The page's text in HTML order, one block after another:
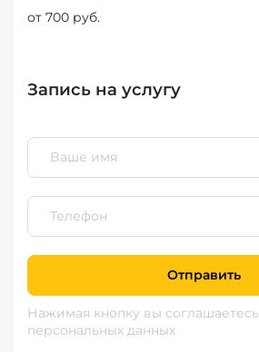
от 700 руб.
Запись на услугу
Отправить
Нажимая кнопку вы соглашаетесь
персональных данных